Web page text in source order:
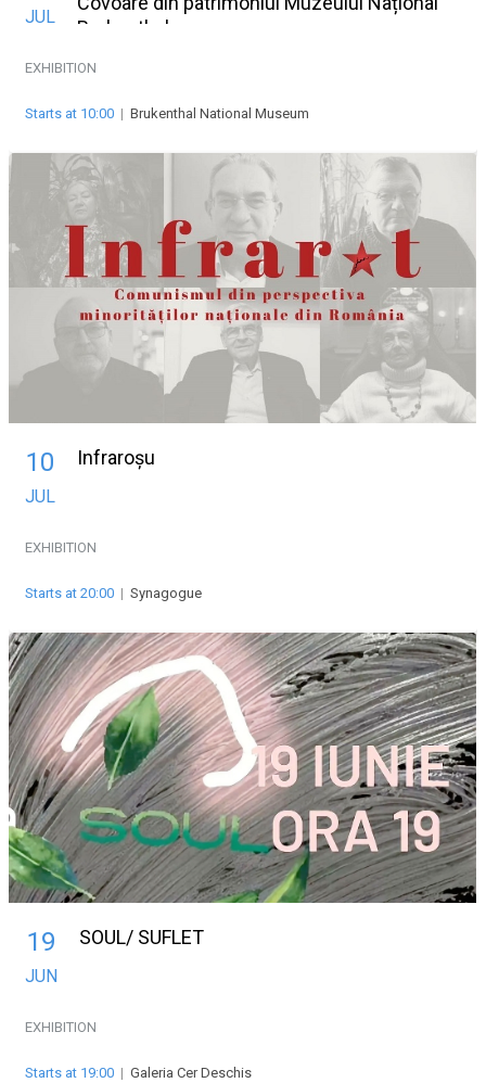
JUL
Brukenthal
EXHIBITION
Starts at 10:00 | Brukenthal National Museum
10
JUL
Infraroșu
EXHIBITION
Starts at 20:00 | Synagogue
19
JUN
SOUL/ SUFLET
EXHIBITION
Starts at 19:00 | Galeria Cer Deschis